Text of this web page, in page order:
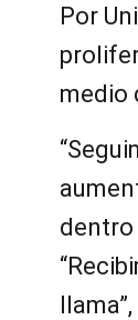
Por
medio
dentro